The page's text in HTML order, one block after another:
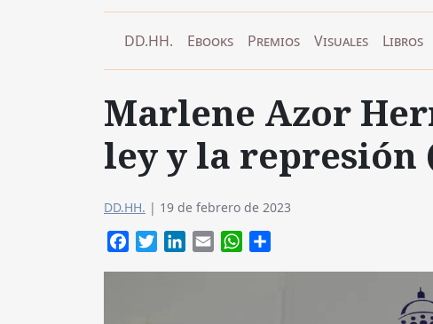
DD.HH. Ebooks Premios Visuales Libros
Marlene Azor
ley y la represión
DD.HH. | 19 de febrero de 2023
FacebookTwitterLinkedIn
Email WhatsApp